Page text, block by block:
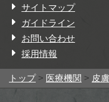
サイトマップ
ガイドライン
お問い合わせ
採用情報
トップ> 医療機関 > 皮